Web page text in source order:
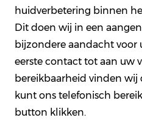
huidverbetering binnen
Dit doen wij in een
bijzondere aandacht voor
eerste contact tot aan uw
bereikbaarheid vinden wij
kunt ons telefonisch
button klikken.